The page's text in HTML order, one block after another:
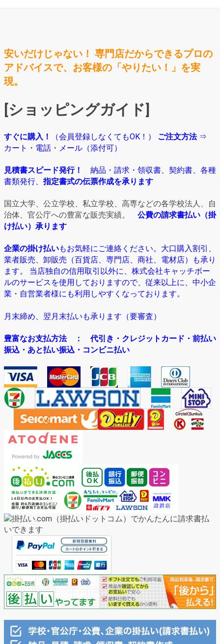
安いだけじゃない！ 専門店だからできるプロの
アドバイスで、お客様の「やりたい！」を実
現。
[ショッピングガイド]
すぐに購入！ （会員登録しなくてもOK！） ご注文方法⇒
カート・電話・メール（添付可）
見積書スピード発行！
納品・請求・領収書、契約書、各種
書類発行、指定書式の伝票作成を承ります
国立大学、公立学校、私立学校、高専などの各学校法人、自
治体、官公庁への豊富な販売実績。
公費の請求書払い（掛
け払い）承ります
企業の掛け払いもお気軽にご連絡ください。大口購入割引、
業者販売、卸販売（百貨店、専門店、商社、電材店）も承り
ます。 当店独自の信用取引以外に、株式会社キャッチボー
ルのサービスを使用しておりますので、従来以上に、中小企
業・自営業者様にも利用しやすくなっております。
月末締め、翌月末払いも承ります（要審査）
豊富なお支払方法： 代引き・クレジットカード・前払い
振込・あと払い振込・コンビニ払い